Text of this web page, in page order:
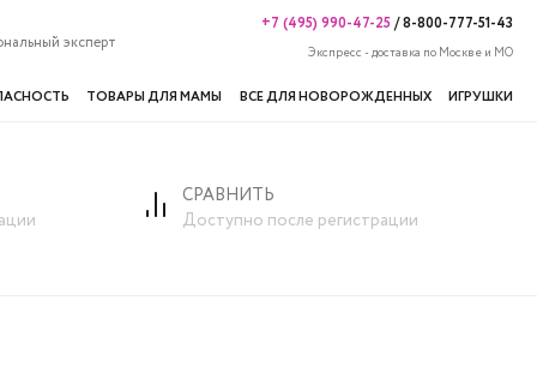
эксперт
+7 (495) 990-47-25/8-800-777-51-43
Экспресс - доставка по Москве и МО
ТОВАРЫ ДЛЯ МАМЫ ВСЕ ДЛЯ НОВОРОЖДЕННЫХ ИГРУШКИ
СРАВНИТЬ
Доступно после регистрации